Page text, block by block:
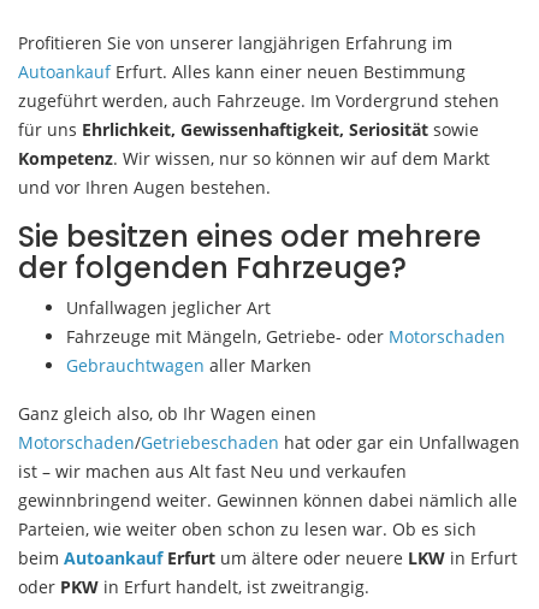
Profitieren Sie von unserer langjährigen Erfahrung im
AutoankaufErfurt. Alles kann einer neuen Bestimmung
zugeführt werden, auch Fahrzeuge. Im Vordergrund stehen
für uns Ehrlichkeit, Gewissenhaftigkeit, Seriosität sowie
Kompetenz. Wir wissen, nur so können wir auf dem Markt
und vor Ihren Augen bestehen.
Sie besitzen eines oder mehrere
der folgenden Fahrzeuge?
Unfallwagen jeglicher Art
Fahrzeuge mit Mängeln, Getriebe- oder Motorschaden
Gebrauchtwagen aller Marken
Ganz gleich also, ob Ihr Wagen einen
Motorschaden/Getriebeschaden hat oder gar ein Unfallwagen
ist – wir machen aus Alt fast Neu und verkaufen
gewinnbringend weiter. Gewinnen können dabei nämlich alle
Parteien, wie weiter oben schon zu lesen war. Ob es sich
beim AutoankaufErfurt um ältere oder neuere LKW in Erfurt
oder PKW in Erfurt handelt, ist zweitrangig.